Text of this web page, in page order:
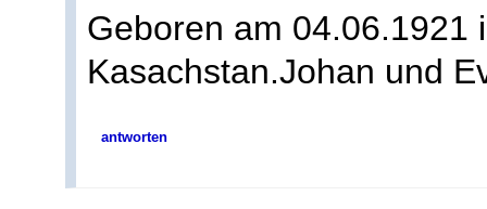
Geboren am 04.06.1921
Kasachstan.Johan und
antworten